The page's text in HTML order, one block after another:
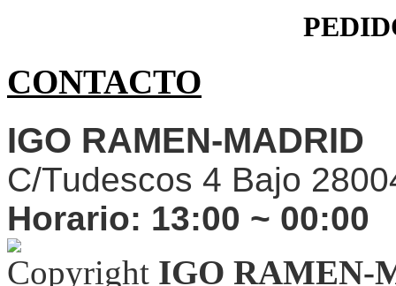
CONTACTO
IGO RAMEN-MADRID
C/Tudescos 4 Bajo
Horario: 13:00 ~ 00:00
Copyright IGO RAMEN-